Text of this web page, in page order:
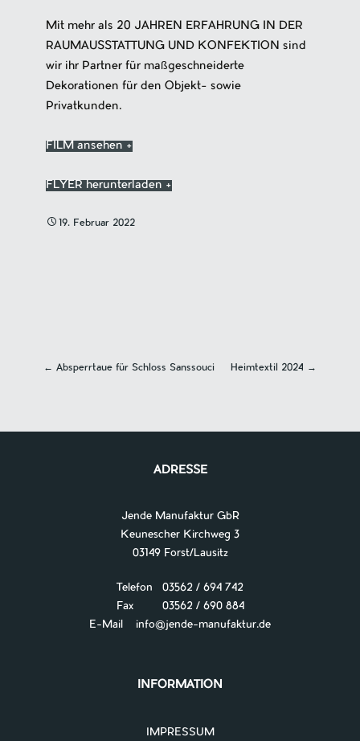
Mit mehr als 20 JAHREN ERFAHRUNG IN DER
RAUMAUSSTATTUNG UND KONFEKTION sind
wir ihr Partner für maßgeschneiderte
Dekorationen für den Objekt- sowie
Privatkunden.
FILM ansehen +
FLYER herunterladen +
19. Februar 2022
Navigation
← Absperrtaue für Schloss Sanssouci Heimtextil 2024 →
ADRESSE
Jende Manufaktur GbR
Keunescher Kirchweg 3
03149 Forst/Lausitz
Telefon 03562 / 694 742
Fax 03562 / 690 884
E-Mail
info@jende-manufaktur.de
INFORMATION
IMPRESSUM